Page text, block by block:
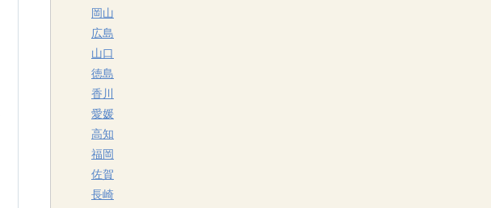
岡山
広島
山口
徳島
香川
愛媛
高知
福岡
佐賀
長崎